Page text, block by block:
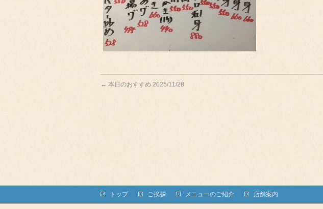
← 本日のおすすめ 2025/11/28
トップ ご挨拶 メニューのご紹介 店舗案内